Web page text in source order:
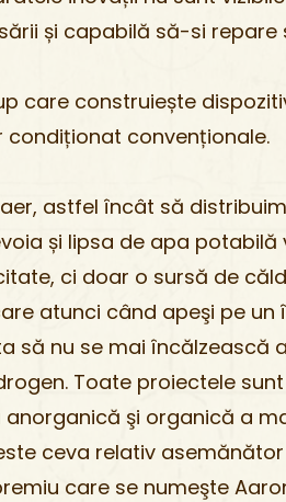
și capabilă să-si repare
construiește dispozitive
convenționale.
astfel încât să
și lipsa de apa
ci doar o sursă de
atunci când apeşi pe
să nu se mai
Toate proiectele
şi organică a
ceva relativ
care se numeşte